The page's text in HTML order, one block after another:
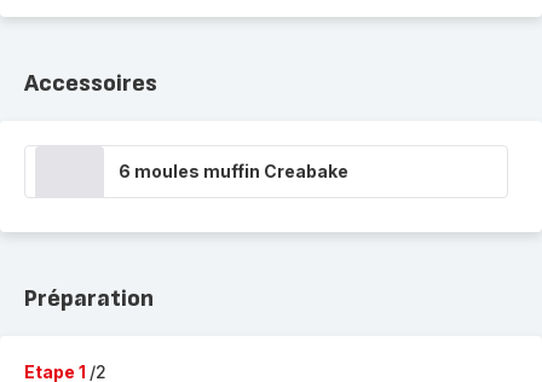
Accessoires
6 moules muffin Creabake
Préparation
Etape 1 /2